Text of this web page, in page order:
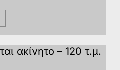
ακίνητο – 120 τ.μ.